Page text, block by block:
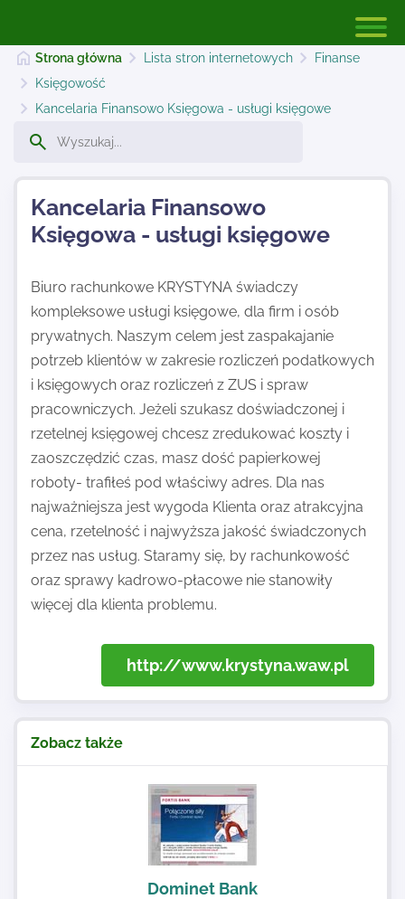
Strona główna
Dodaj stronę
Kontakt
Strona główna Lista stron internetowych
Finanse
Księgowość
Kancelaria Finansowo Księgowa - usługi księgowe
Kancelaria Finansowo
Księgowa - usługi księgowe
Biuro rachunkowe KRYSTYNA świadczy
kompleksowe usługi księgowe, dla firm i osób
prywatnych. Naszym celem jest zaspakajanie
potrzeb klientów w zakresie rozliczeń podatkowych
i księgowych oraz rozliczeń z ZUS i spraw
pracowniczych. Jeżeli szukasz doświadczonej i
rzetelnej księgowej chcesz zredukować koszty i
zaoszczędzić czas, masz dość papierkowej
roboty- trafiłeś pod właściwy adres. Dla nas
najważniejsza jest wygoda Klienta oraz atrakcyjna
cena, rzetelność i najwyższa jakość świadczonych
przez nas usług. Staramy się, by rachunkowość
oraz sprawy kadrowo-płacowe nie stanowiły
więcej dla klienta problemu.
http://www.krystyna.waw.pl
Zobacz także
Dominet Bank